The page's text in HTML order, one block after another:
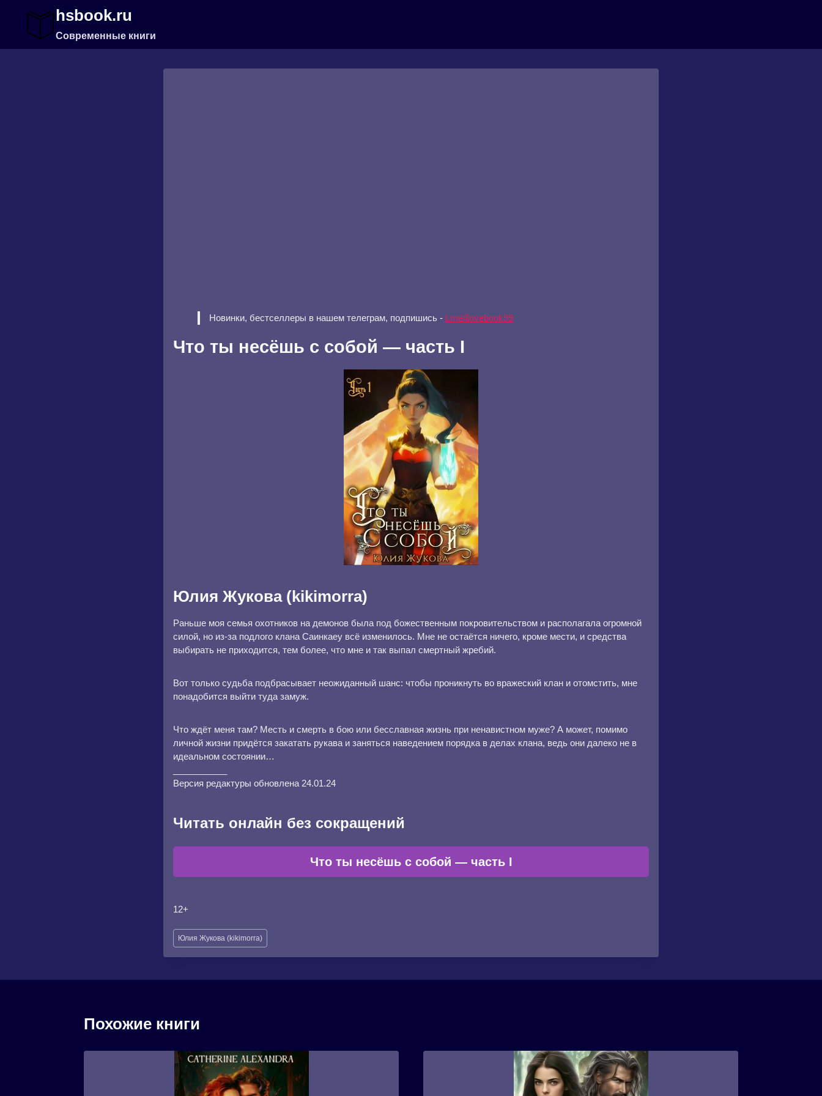
содержимому
hsbook.ru
Современные книги
Новинки, бестселлеры в нашем телеграм, подпишись - t.me/ilovebook99
Что ты несёшь с собой — часть I
Юлия Жукова (kikimorra)
Раньше моя семья охотников на демонов была под божественным покровительством и располагала огромной
силой, но из-за подлого клана Саинкаеу всё изменилось. Мне не остаётся ничего, кроме мести, и средства
выбирать не приходится, тем более, что мне и так выпал смертный жребий.
Вот только судьба подбрасывает неожиданный шанс: чтобы проникнуть во вражеский клан и отомстить, мне
понадобится выйти туда замуж.
Что ждёт меня там? Месть и смерть в бою или бесславная жизнь при ненавистном муже? А может, помимо
личной жизни придётся закатать рукава и заняться наведением порядка в делах клана, ведь они далеко не в
идеальном состоянии…
Версия редактуры обновлена 24.01.24
Читать онлайн без сокращений
Что ты несёшь с собой — часть I
12+
Метки
записи:
Юлия Жукова (kikimorra)
Похожие книги